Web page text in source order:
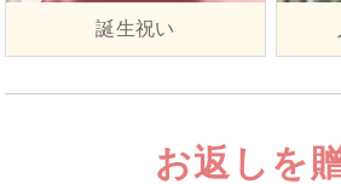
誕生祝い
お返しを